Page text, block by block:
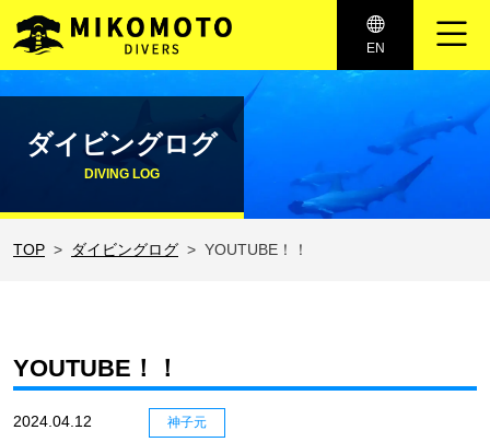
コンテンツへスキップ
メインナビゲーション EN
ダイビングログ
DIVING LOG
TOP ダイビングログ YOUTUBE！！
YOUTUBE！！
2024.04.12 神子元